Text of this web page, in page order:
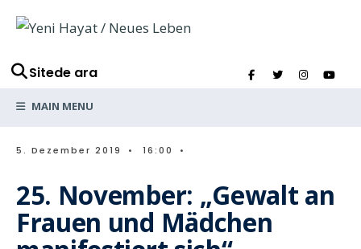
Sitede ara
MAIN MENU
5. Dezember 2019 • 16:00 •
25. November: „Gewalt an
Frauen und Mädchen